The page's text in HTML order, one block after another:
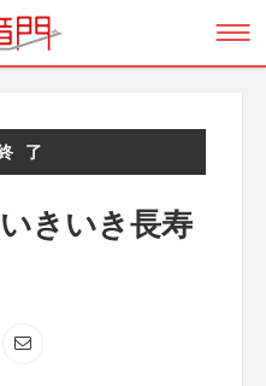
了
きいき長寿